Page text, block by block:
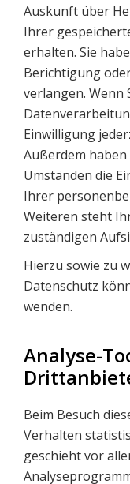
Auskunft über
Ihrer
erhalten. Sie
Berichtigung
verlangen. Wenn
Einwilligung
Außerdem
Umständen die
Ihrer
Weiteren steht
zuständigen
Hierzu sowie zu
Datenschutz
wenden.
Analyse-
Beim Besuch
Verhalten
geschieht vor